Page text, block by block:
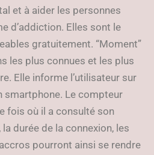
et à aider les personnes
d’addiction. Elles sont le
gratuitement. “Moment”
les plus connues et les plus
Elle informe l’utilisateur sur
smartphone. Le compteur
fois où il a consulté son
durée de la connexion, les
pourront ainsi se rendre